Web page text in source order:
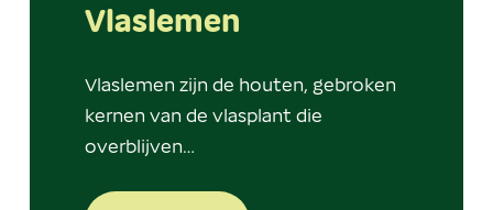
Vlaslemen
Vlaslemen zijn de houten, gebroken
kernen van de vlasplant die
overblijven…